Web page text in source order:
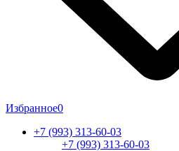
Избранное0
+7 (993) 313-60-03
+7 (993) 313-60-03